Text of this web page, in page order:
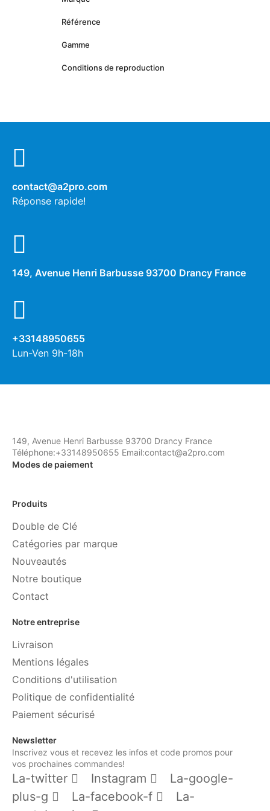
Référence
Gamme
Conditions de reproduction
contact@a2pro.com
Réponse rapide!
149, Avenue Henri Barbusse 93700 Drancy France
+33148950655
Lun-Ven 9h-18h
149, Avenue Henri Barbusse 93700 Drancy France
Téléphone:+33148950655 Email:contact@a2pro.com
Modes de paiement
Produits
Double de Clé
Catégories par marque
Nouveautés
Notre boutique
Contact
Notre entreprise
Livraison
Mentions légales
Conditions d'utilisation
Politique de confidentialité
Paiement sécurisé
Newsletter
Inscrivez vous et recevez les infos et code promos pour
vos prochaines commandes!
La-twitter Instagram
La-google-
plus-g
La-facebook-f
La-